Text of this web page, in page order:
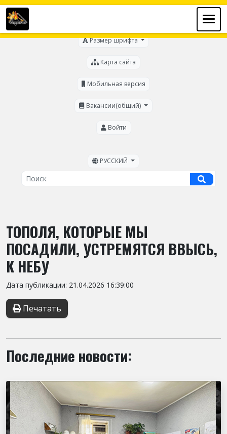
Размер шрифта
Карта сайта
Мобильная версия
Вакансии(общий)
Войти
РУССКИЙ
ТОПОЛЯ, КОТОРЫЕ МЫ
ПОСАДИЛИ, УСТРЕМЯТСЯ ВВЫСЬ,
К НЕБУ
Дата публикации: 21.04.2026 16:39:00
Печатать
Последние новости: